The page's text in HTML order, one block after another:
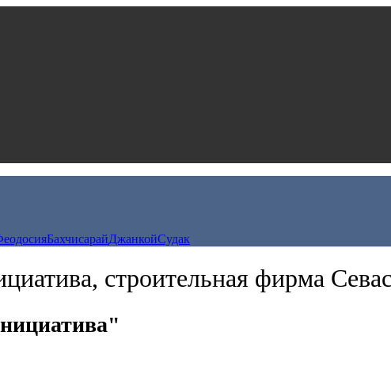
БахчисарайДжанкойСудак
строительная фирма